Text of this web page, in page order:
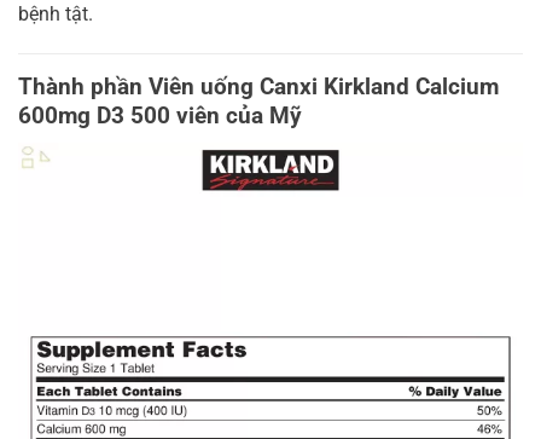
bệnh tật.
Thành phần Viên uống Canxi Kirkland Calcium
600mg D3 500 viên của Mỹ